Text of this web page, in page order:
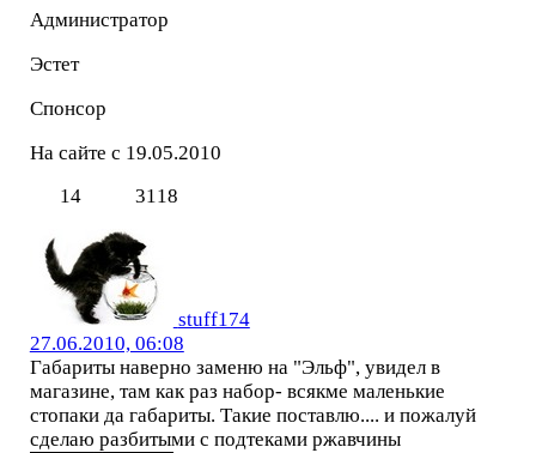
Администратор
Эстет
Спонсор
На сайте с 19.05.2010
14
3118
stuff174
27.06.2010, 06:08
Габариты наверно заменю на "Эльф", увидел в
магазине, там как раз набор- всякме маленькие
стопаки да габариты. Такие поставлю.... и пожалуй
сделаю разбитыми с подтеками ржавчины